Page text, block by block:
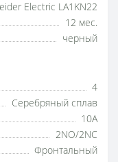
Electric LA1KN22
12 мес.
черный
4
Серебряный сплав
10А
2NO/2NC
Фронтальный